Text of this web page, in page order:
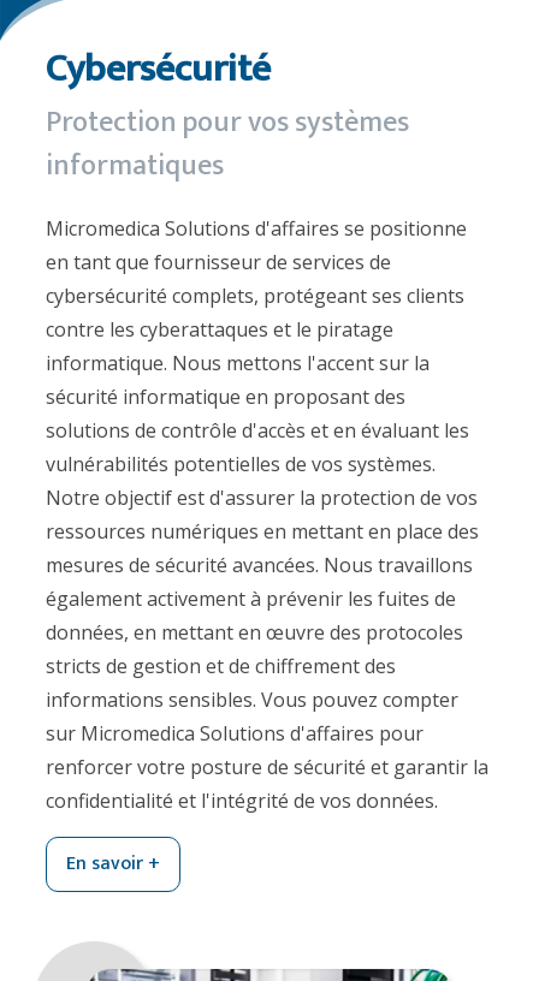
Cybersécurité
Protection pour vos systèmes
informatiques
Micromedica Solutions d'affaires se positionne
en tant que fournisseur de services de
cybersécurité complets, protégeant ses clients
contre les cyberattaques et le piratage
informatique. Nous mettons l'accent sur la
sécurité informatique en proposant des
solutions de contrôle d'accès et en évaluant les
vulnérabilités potentielles de vos systèmes.
Notre objectif est d'assurer la protection de vos
ressources numériques en mettant en place des
mesures de sécurité avancées. Nous travaillons
également activement à prévenir les fuites de
données, en mettant en œuvre des protocoles
stricts de gestion et de chiffrement des
informations sensibles. Vous pouvez compter
sur Micromedica Solutions d'affaires pour
renforcer votre posture de sécurité et garantir la
confidentialité et l'intégrité de vos données.
En savoir +